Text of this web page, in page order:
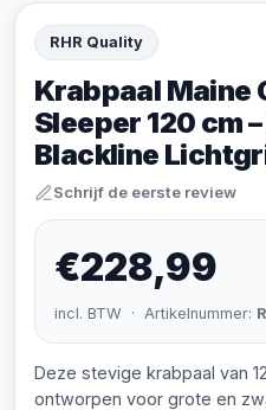
RHR Quality
Krabpaal Maine
Sleeper 120 cm
Blackline
Schrijf de eerste review
€228,99
incl. BTW · Artikelnummer:
Deze stevige krabpaal van
ontworpen voor grote en